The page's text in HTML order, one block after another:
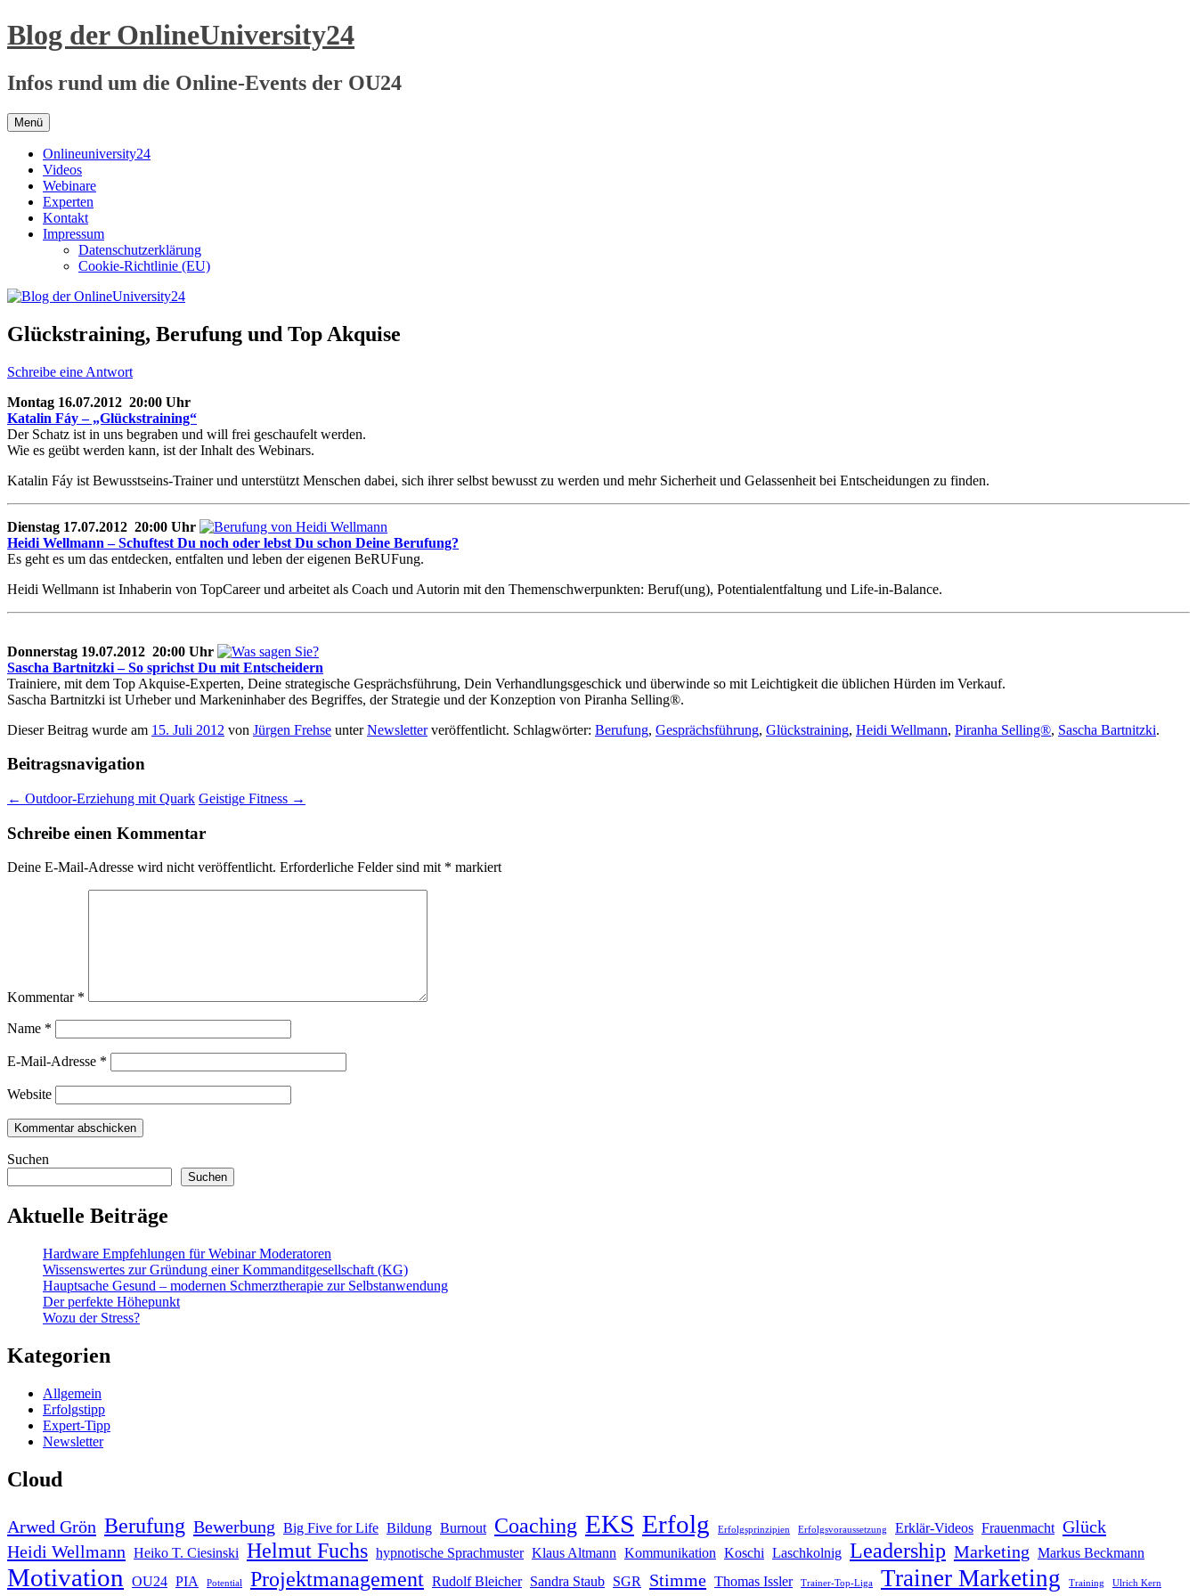
Zum
Inhalt
Blog der OnlineUniversity24
Infos rund um die Online-Events der OU24
Menü
Onlineuniversity24
Videos
Webinare
Experten
Kontakt
Impressum
Datenschutzerklärung
Cookie-Richtlinie (EU)
Glückstraining, Berufung und Top Akquise
Schreibe eine Antwort
Montag 16.07.2012 20:00 Uhr
Katalin Fáy – „Glückstraining“
Der Schatz ist in uns begraben und will frei geschaufelt werden.
Wie es geübt werden kann, ist der Inhalt des Webinars.
Katalin Fáy ist Bewusstseins-Trainer und unterstützt Menschen dabei, sich ihrer selbst bewusst zu werden und mehr Sicherheit und Gelassenheit bei Entscheidungen zu finden.
Dienstag 17.07.2012 20:00 Uhr
Heidi Wellmann – Schuftest Du noch oder lebst Du schon Deine Berufung?
Es geht es um das entdecken, entfalten und leben der eigenen BeRUFung.
Heidi Wellmann ist Inhaberin von TopCareer und arbeitet als Coach und Autorin mit den Themenschwerpunkten: Beruf(ung), Potentialentfaltung und Life-in-Balance.
Donnerstag 19.07.2012 20:00 Uhr
Sascha Bartnitzki – So sprichst Du mit Entscheidern
Trainiere, mit dem Top Akquise-Experten, Deine strategische Gesprächsführung, Dein Verhandlungsgeschick und überwinde so mit Leichtigkeit die üblichen Hürden im Verkauf.
Sascha Bartnitzki ist Urheber und Markeninhaber des Begriffes, der Strategie und der Konzeption von Piranha Selling®.
Dieser Beitrag wurde am 15. Juli 2012 von Jürgen Frehse unterNewsletterveröffentlicht. Schlagwörter: Berufung, Gesprächsführung, Glückstraining, Heidi Wellmann, Piranha Selling®, Sascha Bartnitzki.
Beitragsnavigation
← Outdoor-Erziehung mit Quark Geistige Fitness →
Schreibe einen Kommentar
Deine E-Mail-Adresse wird nicht veröffentlicht. Erforderliche Felder sind mit * markiert
Kommentar *
Name *
E-Mail-Adresse *
Website
Suchen
Suchen
Aktuelle Beiträge
Hardware Empfehlungen für Webinar Moderatoren
Wissenswertes zur Gründung einer Kommanditgesellschaft (KG)
Hauptsache Gesund – modernen Schmerztherapie zur Selbstanwendung
Der perfekte Höhepunkt
Wozu der Stress?
Kategorien
Allgemein
Erfolgstipp
Expert-Tipp
Newsletter
Cloud
Arwed Grön Berufung Bewerbung Big Five for Life Bildung Burnout Coaching EKS Erfolg Erfolgsprinzipien Erfolgsvoraussetzung Erklär-Videos Frauenmacht Glück
Heidi Wellmann Heiko T. Ciesinski Helmut Fuchs hypnotische Sprachmuster Klaus Altmann Kommunikation Koschi Laschkolnig Leadership Marketing Markus Beckmann
Motivation OU24 PIA Potential Projektmanagement Rudolf Bleicher Sandra Staub SGR Stimme Thomas Issler Trainer-Top-Liga Trainer Marketing Training Ulrich Kern